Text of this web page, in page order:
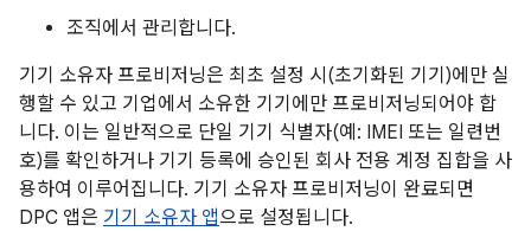
조직에서 관리합니다.
기기 소유자 프로비저닝은 최초 설정 시(초기화된 기기)에만 실
행할 수 있고 기업에서 소유한 기기에만 프로비저닝되어야 합
니다. 이는 일반적으로 단일 기기 식별자(예: IMEI 또는 일련번
호)를 확인하거나 기기 등록에 승인된 회사 전용 계정 집합을 사
용하여 이루어집니다. 기기 소유자 프로비저닝이 완료되면
DPC 앱은 기기 소유자 앱으로 설정됩니다.